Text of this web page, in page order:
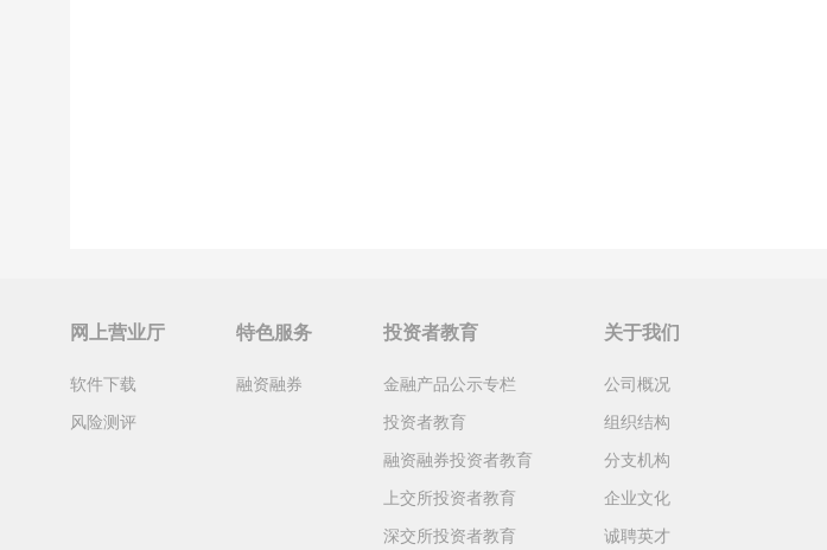
网上营业厅
软件下载
风险测评
特色服务
融资融券
投资者教育
金融产品公示专栏
投资者教育
融资融券投资者教育
上交所投资者教育
深交所投资者教育
关于我们
公司概况
组织结构
分支机构
企业文化
诚聘英才